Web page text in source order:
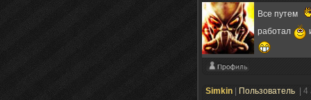
Все путем
работал
Simkin Пользователь |